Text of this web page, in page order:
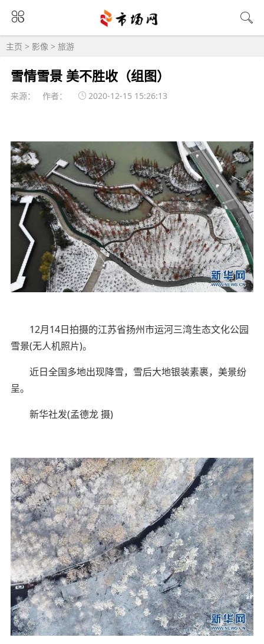
主页 > 影像 > 旅游
雪情雪景 美不胜收（组图）
来源： 作者： 2020-12-15 15:26:13
12月14日拍摄的江苏省扬州市运河三湾生态文化公园
雪景(无人机照片)。
近日全国多地出现降雪，雪后大地银装素裹，美景纷
呈。
新华社发(孟德龙 摄)